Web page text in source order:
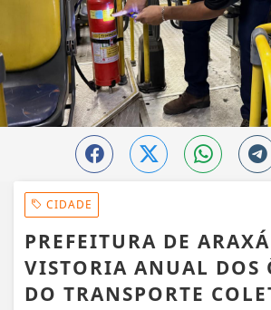
CIDADE
PREFEITURA DE
VISTORIA ANUAL DOS
DO TRANSPORTE